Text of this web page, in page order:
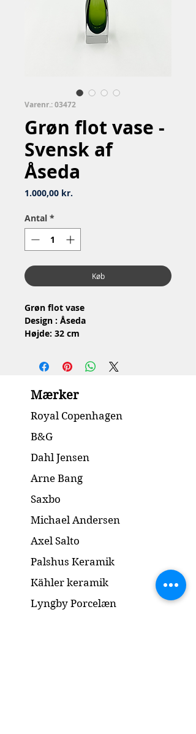
Varenr.: 03472
Grøn flot vase -
Svensk af
Åseda
1.000,00 kr.
Antal *
Køb
Grøn flot vase
Design : Åseda
Højde: 32 cm
Mærker
Royal Copenhagen
B&G
Dahl Jensen
Arne Bang
Saxbo
Michael Andersen
Axel Salto
Palshus Keramik
Kähler keramik
Lyngby Porcelæn